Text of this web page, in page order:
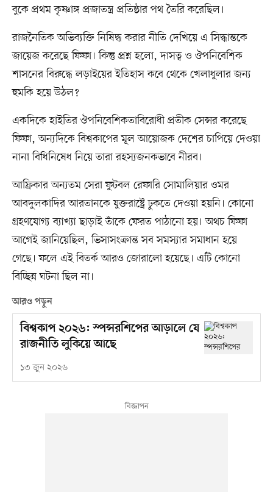
বুকে প্রথম কৃষ্ণাঙ্গ প্রজাতন্ত্র প্রতিষ্ঠার পথ তৈরি করেছিল।
রাজনৈতিক অভিব্যক্তি নিষিদ্ধ করার নীতি দেখিয়ে এ সিদ্ধান্তকে
জায়েজ করেছে ফিফা। কিন্তু প্রশ্ন হলো, দাসত্ব ও ঔপনিবেশিক
শাসনের বিরুদ্ধে লড়াইয়ের ইতিহাস কবে থেকে খেলাধুলার জন্য
হুমকি হয়ে উঠল?
একদিকে হাইতির ঔপনিবেশিকতাবিরোধী প্রতীক সেন্সর করেছে
ফিফা, অন্যদিকে বিশ্বকাপের মূল আয়োজক দেশের চাপিয়ে দেওয়া
নানা বিধিনিষেধ নিয়ে তারা রহস্যজনকভাবে নীরব।
আফ্রিকার অন্যতম সেরা ফুটবল রেফারি সোমালিয়ার ওমর
আবদুলকাদির আরতানকে যুক্তরাষ্ট্রে ঢুকতে দেওয়া হয়নি। কোনো
গ্রহণযোগ্য ব্যাখ্যা ছাড়াই তাঁকে ফেরত পাঠানো হয়। অথচ ফিফা
আগেই জানিয়েছিল, ভিসাসংক্রান্ত সব সমস্যার সমাধান হয়ে
গেছে। ফলে এই বিতর্ক আরও জোরালো হয়েছে। এটি কোনো
বিচ্ছিন্ন ঘটনা ছিল না।
আরও পড়ুন
বিশ্বকাপ ২০২৬: স্পন্সরশিপের আড়ালে যে
রাজনীতি লুকিয়ে আছে
১৩ জুন ২০২৬